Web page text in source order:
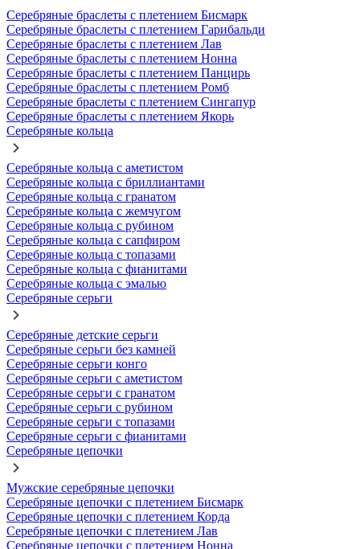
Серебряные браслеты с плетением Бисмарк
Серебряные браслеты с плетением Гарибальди
Серебряные браслеты с плетением Лав
Серебряные браслеты с плетением Нонна
Серебряные браслеты с плетением Панцирь
Серебряные браслеты с плетением Ромб
Серебряные браслеты с плетением Сингапур
Серебряные браслеты с плетением Якорь
Серебряные кольца
Серебряные кольца с аметистом
Серебряные кольца с бриллиантами
Серебряные кольца с гранатом
Серебряные кольца с жемчугом
Серебряные кольца с рубином
Серебряные кольца с сапфиром
Серебряные кольца с топазами
Серебряные кольца с фианитами
Серебряные кольца с эмалью
Серебряные серьги
Серебряные детские серьги
Серебряные серьги без камней
Серебряные серьги конго
Серебряные серьги с аметистом
Серебряные серьги с гранатом
Серебряные серьги с рубином
Серебряные серьги с топазами
Серебряные серьги с фианитами
Серебряные цепочки
Мужские серебряные цепочки
Серебряные цепочки с плетением Бисмарк
Серебряные цепочки с плетением Корда
Серебряные цепочки с плетением Лав
Серебряные цепочки с плетением Нонна